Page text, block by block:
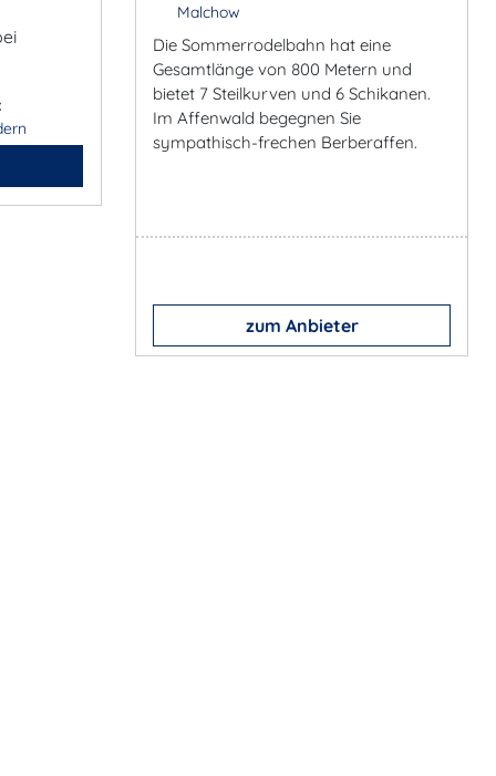
Malchow
Die Sommerrodelbahn hat eine
Gesamtlänge von 800 Metern und
bietet 7 Steilkurven und 6 Schikanen.
Im Affenwald begegnen Sie
sympathisch-frechen Berberaffen.
zum Anbieter